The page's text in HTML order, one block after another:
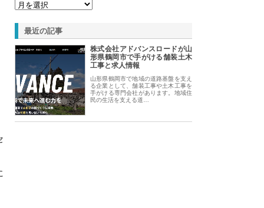
最近の記事
株式会社アドバンスロードが山
形県鶴岡市で手がける舗装土木
工事と求人情報
山形県鶴岡市で地域の道路基盤を支え
る企業として、舗装工事や土木工事を
手がける専門会社があります。地域住
民の生活を支える道…